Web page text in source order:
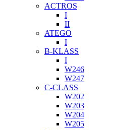
ACTROS
I
II
ATEGO
I
B-KLASS
I
W246
W247
C-CLASS
W202
W203
W204
W205